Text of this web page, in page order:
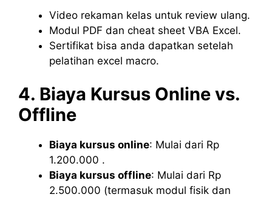
Video rekaman kelas untuk review ulang.
Modul PDF dan cheat sheet VBA Excel.
Sertifikat bisa anda dapatkan setelah
pelatihan excel macro.
4. Biaya Kursus Online vs.
Offline
Biaya kursus online: Mulai dari Rp
1.200.000 .
Biaya kursus offline: Mulai dari Rp
2.500.000 (termasuk modul fisik dan